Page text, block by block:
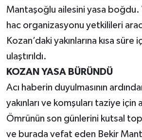
Mantaşoğlu ailesini yasa
hac organizasyonu yetkilileri
Kozan’daki yakınlarına kısa süre
ulaştırıldı.
KOZAN YASA BÜRÜNDÜ
Acı haberin duyulmasının
yakınları ve komşuları taziye için
Ömrünün son günlerini kutsal
ve burada vefat eden Bekir